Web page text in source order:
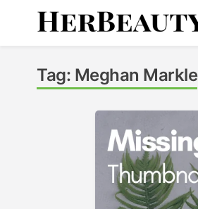
Tag: Meghan Markle